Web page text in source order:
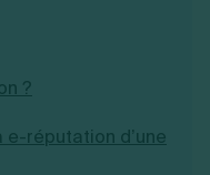
?
réputation d’une